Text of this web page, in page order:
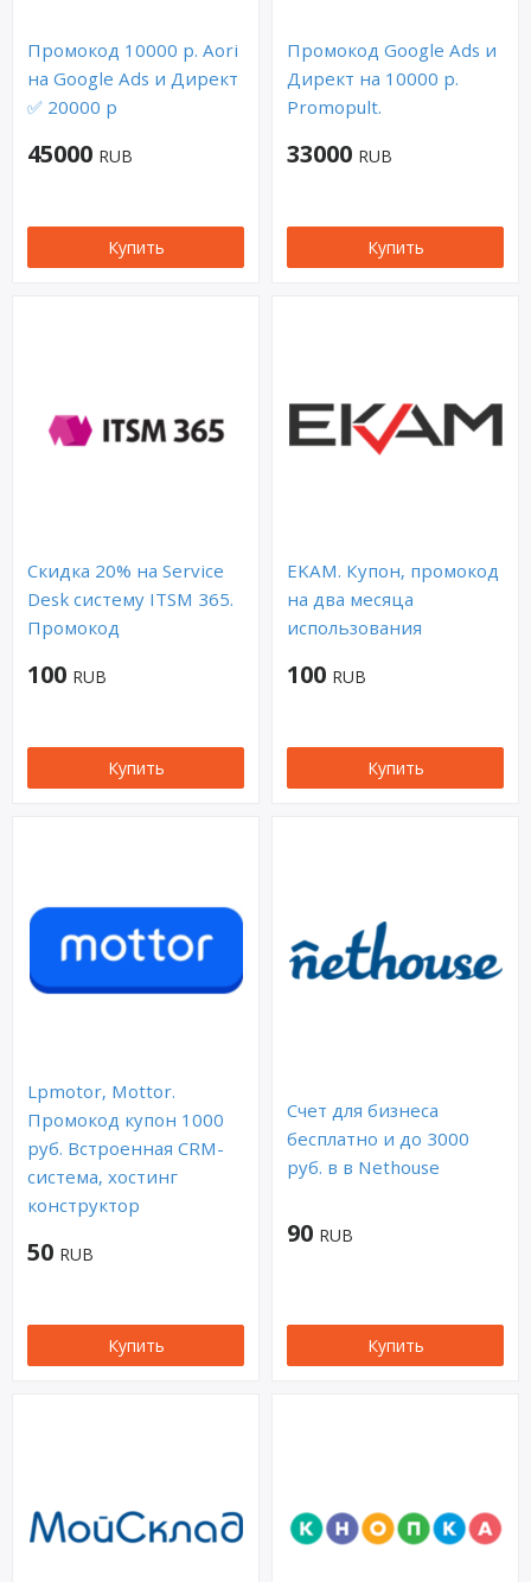
Промокод 10000 р. Aori
на Google Ads и Директ
✅ 20000 р
45000 RUB
Купить
Промокод Google Ads и
Директ на 10000 р.
Promopult.
33000 RUB
Купить
Скидка 20% на Service
Desk систему ITSM 365.
Промокод
100 RUB
Купить
EKAM. Купон, промокод
на два месяца
использования
100 RUB
Купить
Lpmotor, Mottor.
Промокод купон 1000
руб. Встроенная CRM-
система, хостинг
конструктор
50 RUB
Купить
Счет для бизнеса
бесплатно и до 3000
руб. в в Nethouse
90 RUB
Купить